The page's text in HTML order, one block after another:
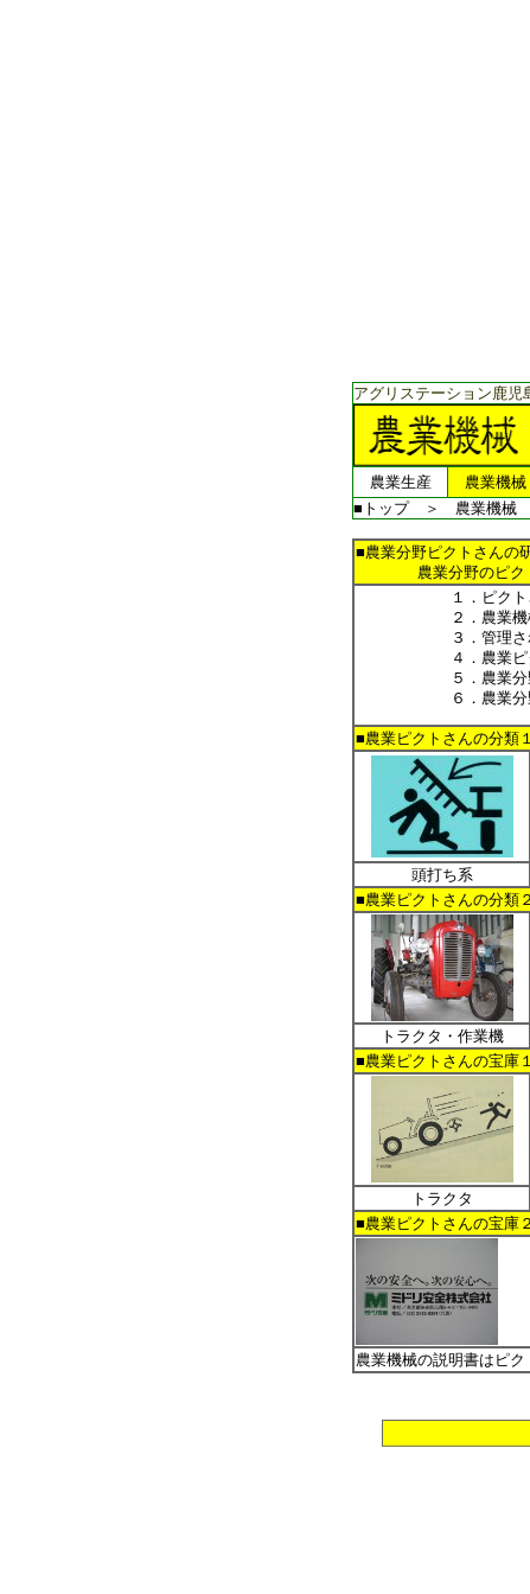
アグリステーション鹿
農業生産 農業機械
■トップ＞ 農業機械
■農業分野ピクトさんの
農業分野のピクトさ
１．ピク
２．農業
３．管理
４．農業
５．農業
６．農業
■農業ピクトさんの分
頭打ち系
■農業ピクトさんの分
トラクタ・作業機
■農業ピクトさんの宝
トラクタ
■農業ピクトさんの宝
農業機械の説明書はピ